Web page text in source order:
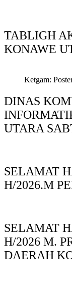
TABLIGH
KONAWE
Ketgam:
DINAS
UTARA
SELAMAT
H/2026.M
SELAMAT
H/2026 M.
DAERAH